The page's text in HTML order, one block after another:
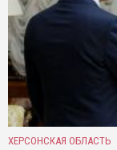
ХЕРСОНСКАЯ ОБЛАСТЬ